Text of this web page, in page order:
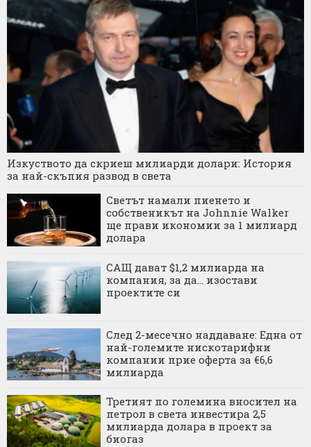
Изкуството да скриеш милиарди долари: История
за най-скъпия развод в света
Светът намали пиенето и
собственикът на Johnnie Walker
ще прави икономии за 1 милиард
долара
САЩ дават $1,2 милиарда на
компания, за да... изостави
проектите си
След 2-месечно наддаване: Една от
най-големите нискотарифни
компании прие оферта за €6,6
милиарда
Третият по големина вносител на
петрол в света инвестира 2,5
милиарда долара в проект за
биогаз